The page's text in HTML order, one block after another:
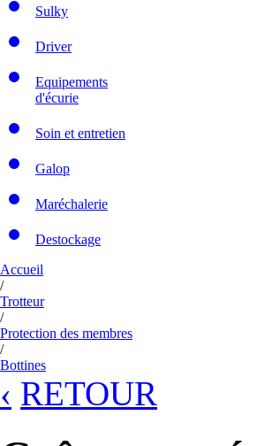
Sulky
Driver
Equipements
d'écurie
Soin et entretien
Galop
Maréchalerie
Destockage
Accueil
/
Trotteur
/
Protection des membres
/
Bottines
‹ RETOUR